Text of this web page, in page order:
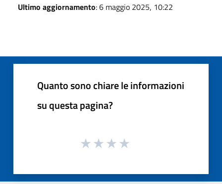
Ultimo aggiornamento: 6 maggio 2025, 10:22
Quanto sono chiare le informazioni
su questa pagina?